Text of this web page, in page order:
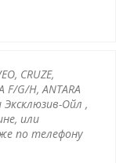
CRUZE,
F/G/H, ANTARA
Ойл ,
или
по телефону